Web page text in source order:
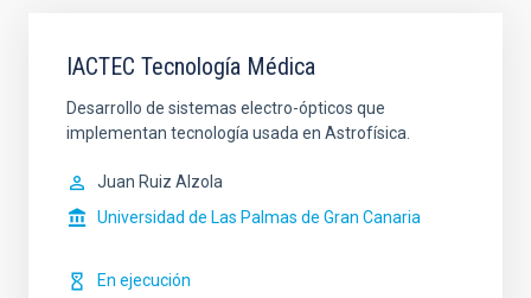
IACTEC Tecnología Médica
Desarrollo de sistemas electro-ópticos que
implementan tecnología usada en Astrofísica.
Juan Ruiz Alzola
Universidad de Las Palmas de Gran Canaria
En ejecución